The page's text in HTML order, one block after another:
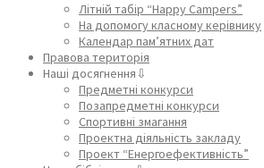
Літній табір “Happy Campers”
На допомогу класному керівнику
Календар пам’ятних дат
Правова територія
Наші досягнення⇩
Предметні конкурси
Позапредметні конкурси
Спортивні змагання
Проектна діяльність закладу
Проект “Енергоефективність”